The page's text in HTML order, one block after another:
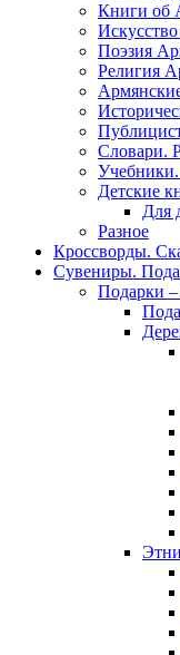
Книги об
Иcкусство
Поэзия
Религия
Словари.
Детские
Для
Разное
Кроссворды.
Сувениры.
Подарки